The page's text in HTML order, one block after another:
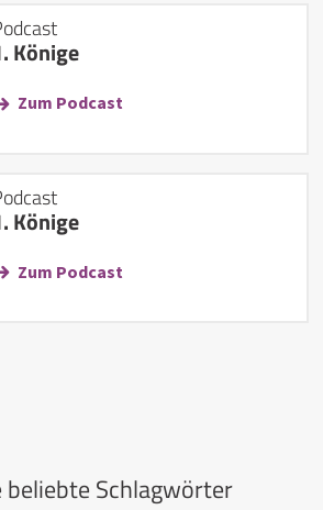
Könige
Zum Podcast
Könige
Zum Podcast
beliebte Schlagwörter